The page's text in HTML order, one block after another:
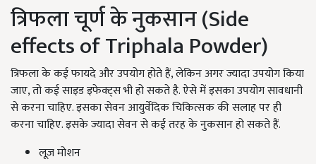
त्रिफला चूर्ण के नुकसान (Side
effects of Triphala Powder)
त्रिफला के कई फायदे और उपयोग होते हैं, लेकिन अगर ज्यादा उपयोग किया
जाए, तो कई साइड इफेक्ट्स भी हो सकते है. ऐसे में इसका उपयोग सावधानी
से करना चाहिए. इसका सेवन आयुर्वेदिक चिकित्सक की सलाह पर ही
करना चाहिए. इसके ज्यादा सेवन से कई तरह के नुकसान हो सकते हैं.
लूज़ मोशन